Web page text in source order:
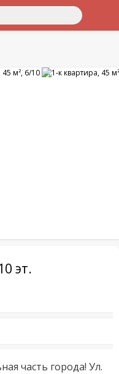
эт.
чаcть города! Ул.